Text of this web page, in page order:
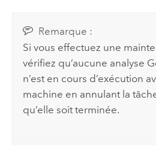
Remarque :
Si vous effectuez une
vérifiez qu’aucune analyse
n’est en cours d’exécution
machine en annulant la
qu’elle soit terminée.